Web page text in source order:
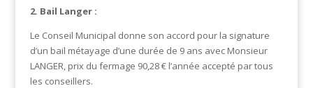
2. Bail Langer :
Le Conseil Municipal donne son accord pour la signature
d’un bail métayage d’une durée de 9 ans avec Monsieur
LANGER, prix du fermage 90,28 € l’année accepté par tous
les conseillers.